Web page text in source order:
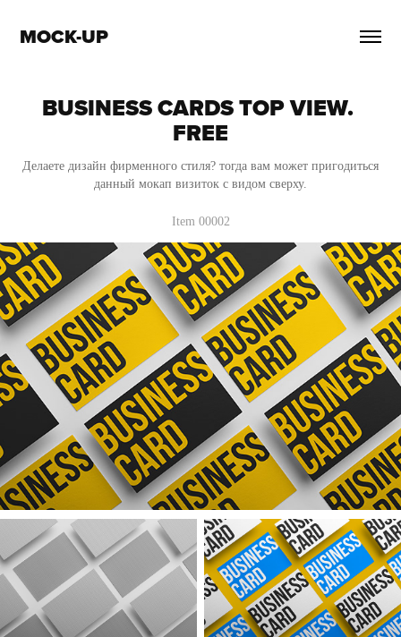
MOCK-UP
BUSINESS CARDS TOP VIEW.
FREE
Делаете дизайн фирменного стиля? тогда вам может пригодиться
данный мокап визиток с видом сверху.
Item 00002